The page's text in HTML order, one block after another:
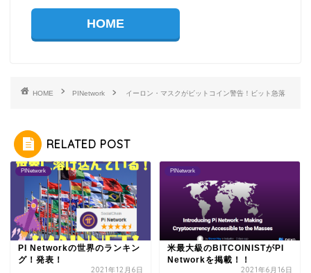
HOME
HOME PINetwork イーロン・マスクがビットコイン警告！ビット急落
RELATED POST
PINetwork
PI Networkの世界のランキン
グ！発表！
2021年12月6日
PINetwork
米最大級のBITCOINISTがPI
Networkを掲載！！
2021年6月16日